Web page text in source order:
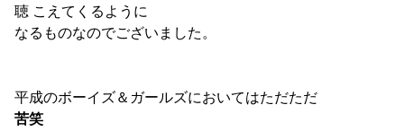
聴 こえてくるように
なるものなのでございました。
平成のボーイズ＆ガールズにおいてはただただ
苦笑